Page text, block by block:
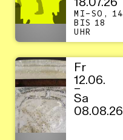
18.07.26
MI–SO, 14
BIS 18
UHR
Fr
12.06.
–
Sa
08.08.26